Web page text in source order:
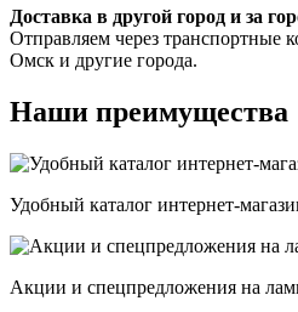
Доставка в другой город и за
Отправляем через транспортные
Омск и другие города.
Наши преимущества
Удобный каталог интернет-
Акции и спецпредложения на